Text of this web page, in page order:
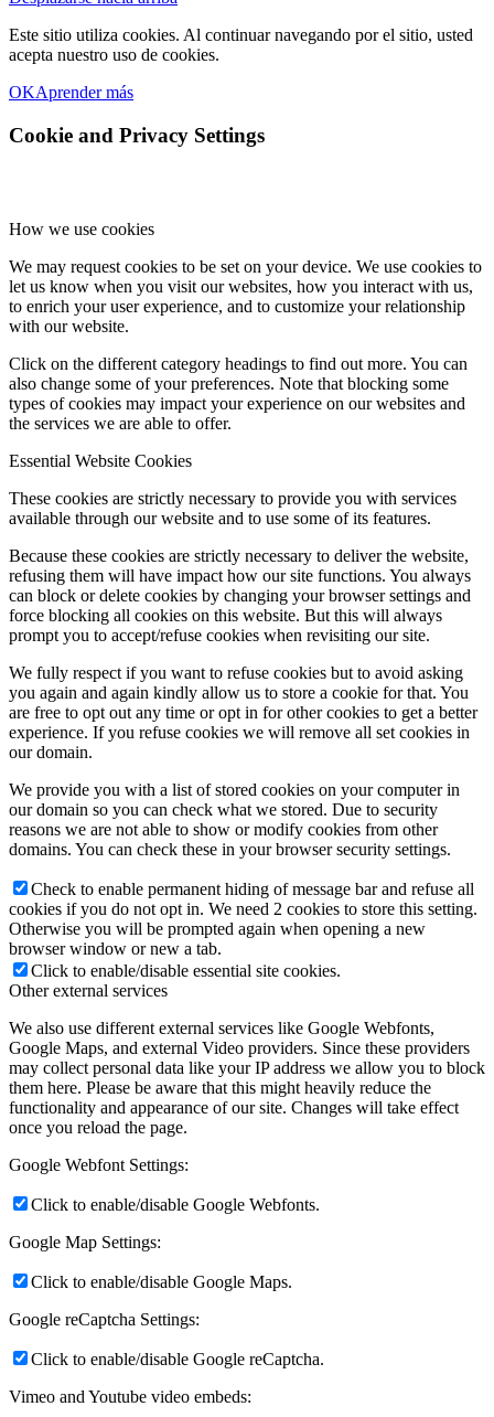
Este sitio utiliza cookies. Al continuar navegando por el sitio, usted
acepta nuestro uso de cookies.
OKAprender más
Cookie and Privacy Settings
How we use cookies
We may request cookies to be set on your device. We use cookies to
let us know when you visit our websites, how you interact with us,
to enrich your user experience, and to customize your relationship
with our website.
Click on the different category headings to find out more. You can
also change some of your preferences. Note that blocking some
types of cookies may impact your experience on our websites and
the services we are able to offer.
Essential Website Cookies
These cookies are strictly necessary to provide you with services
available through our website and to use some of its features.
Because these cookies are strictly necessary to deliver the website,
refusing them will have impact how our site functions. You always
can block or delete cookies by changing your browser settings and
force blocking all cookies on this website. But this will always
prompt you to accept/refuse cookies when revisiting our site.
We fully respect if you want to refuse cookies but to avoid asking
you again and again kindly allow us to store a cookie for that. You
are free to opt out any time or opt in for other cookies to get a better
experience. If you refuse cookies we will remove all set cookies in
our domain.
We provide you with a list of stored cookies on your computer in
our domain so you can check what we stored. Due to security
reasons we are not able to show or modify cookies from other
domains. You can check these in your browser security settings.
Check to enable permanent hiding of message bar and refuse all
cookies if you do not opt in. We need 2 cookies to store this setting.
Otherwise you will be prompted again when opening a new
browser window or new a tab.
Click to enable/disable essential site cookies.
Other external services
We also use different external services like Google Webfonts,
Google Maps, and external Video providers. Since these providers
may collect personal data like your IP address we allow you to block
them here. Please be aware that this might heavily reduce the
functionality and appearance of our site. Changes will take effect
once you reload the page.
Google Webfont Settings:
Click to enable/disable Google Webfonts.
Google Map Settings:
Click to enable/disable Google Maps.
Google reCaptcha Settings:
Click to enable/disable Google reCaptcha.
Vimeo and Youtube video embeds: